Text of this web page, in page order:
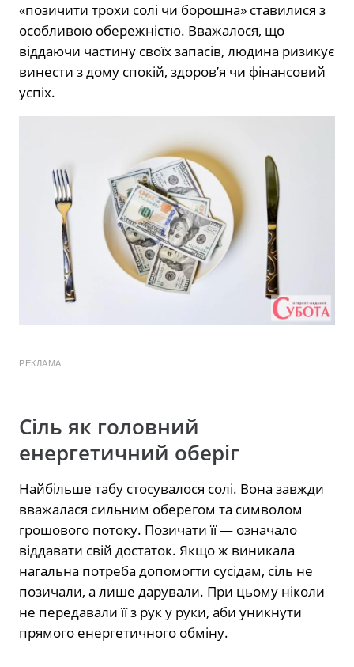
«позичити трохи солі чи борошна» ставилися з
особливою обережністю. Вважалося, що
віддаючи частину своїх запасів, людина ризикує
винести з дому спокій, здоров’я чи фінансовий
успіх.
РЕКЛАМА
Сіль як головний
енергетичний оберіг
Найбільше табу стосувалося солі. Вона завжди
вважалася сильним оберегом та символом
грошового потоку. Позичати її — означало
віддавати свій достаток. Якщо ж виникала
нагальна потреба допомогти сусідам, сіль не
позичали, а лише дарували. При цьому ніколи
не передавали її з рук у руки, аби уникнути
прямого енергетичного обміну.